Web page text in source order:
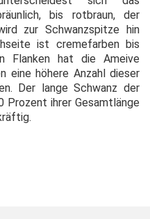
bis rotbraun, der
zur Schwanzspitze hin
ist cremefarben bis
Flanken hat die Ameive
eine höhere Anzahl dieser
Der lange Schwanz der
Prozent ihrer Gesamtlänge